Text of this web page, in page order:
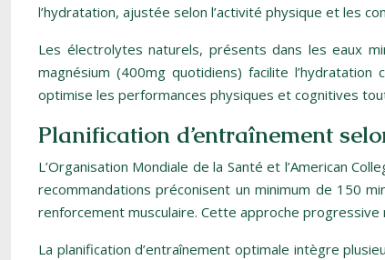
l’hydratation, ajustée selon l’activité physique et les
Les électrolytes naturels, présents dans les eaux
magnésium (400mg quotidiens) facilite
optimise les performances physiques et cognitives
Planification d’entraînement
L’Organisation Mondiale de la Santé et l’American
recommandations préconisent un minimum de 150
renforcement musculaire. Cette approche
La planification d’entraînement optimale intègre